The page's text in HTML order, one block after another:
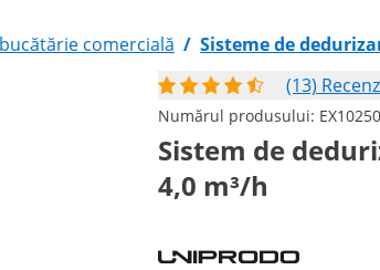
comercială / Sisteme de
(13)
Numărul produsului:
Sistem de
4,0 m³/h